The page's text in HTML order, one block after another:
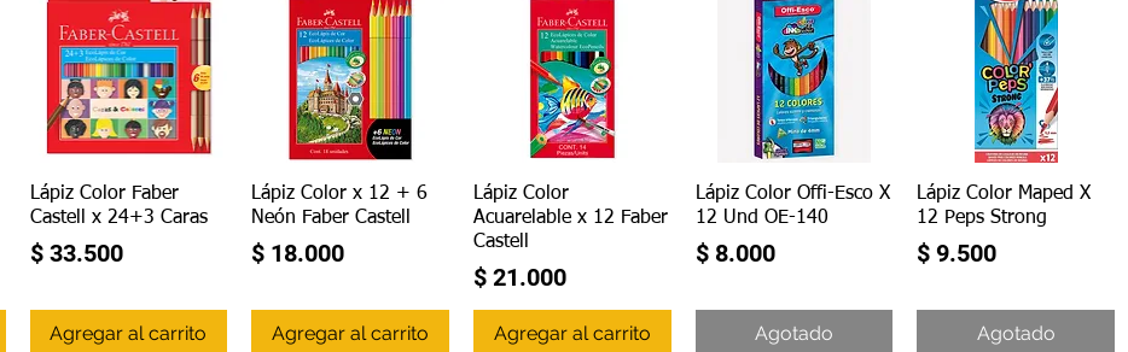
Vista rápida
Lápiz Color Faber
Castell x 24+3 Caras
Precio
$ 33.500
Agregar al carrito
Vista rápida
Lápiz Color x 12 + 6
Neón Faber Castell
Precio
$ 18.000
Agregar al carrito
Vista rápida
Lápiz Color
Acuarelable x 12 Faber
Castell
Precio
$ 21.000
Agregar al carrito
Vista rápida
Lápiz Color Offi-Esco X
12 Und OE-140
Precio
$ 8.000
Agotado
Vista rápida
Lápiz Color Maped X
12 Peps Strong
Precio
$ 9.500
Agotado